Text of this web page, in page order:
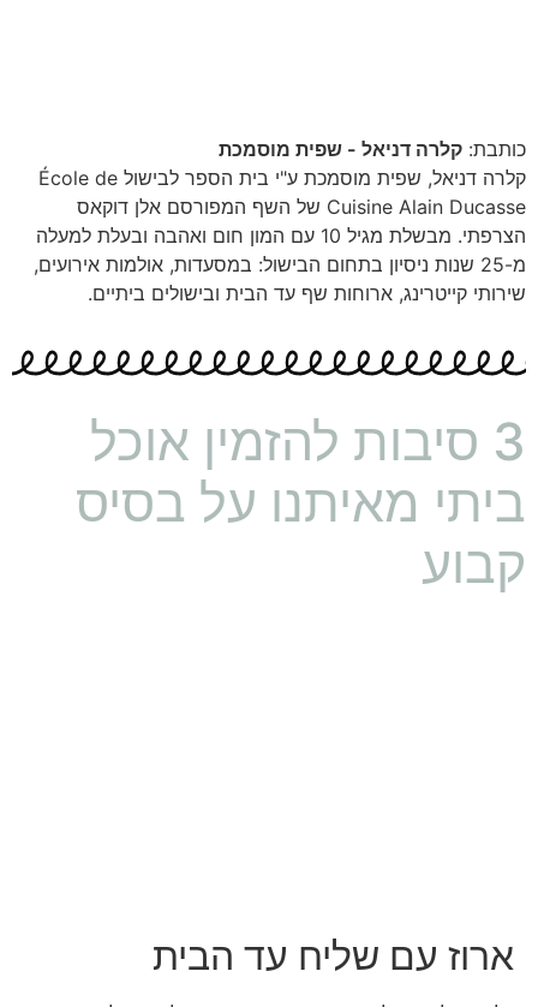
כותבת: קלרה דניאל - שפית מוסמכת
קלרה דניאל, שפית מוסמכת ע"י בית הספר לבישול École de
Cuisine Alain Ducasse של השף המפורסם אלן דוקאס
הצרפתי. מבשלת מגיל 10 עם המון חום ואהבה ובעלת למעלה
מ-25 שנות ניסיון בתחום הבישול: במסעדות, אולמות אירועים,
שירותי קייטרינג, ארוחות שף עד הבית ובישולים ביתיים.
3 סיבות להזמין אוכל
ביתי מאיתנו על בסיס
קבוע
ארוז עם שליח עד הבית